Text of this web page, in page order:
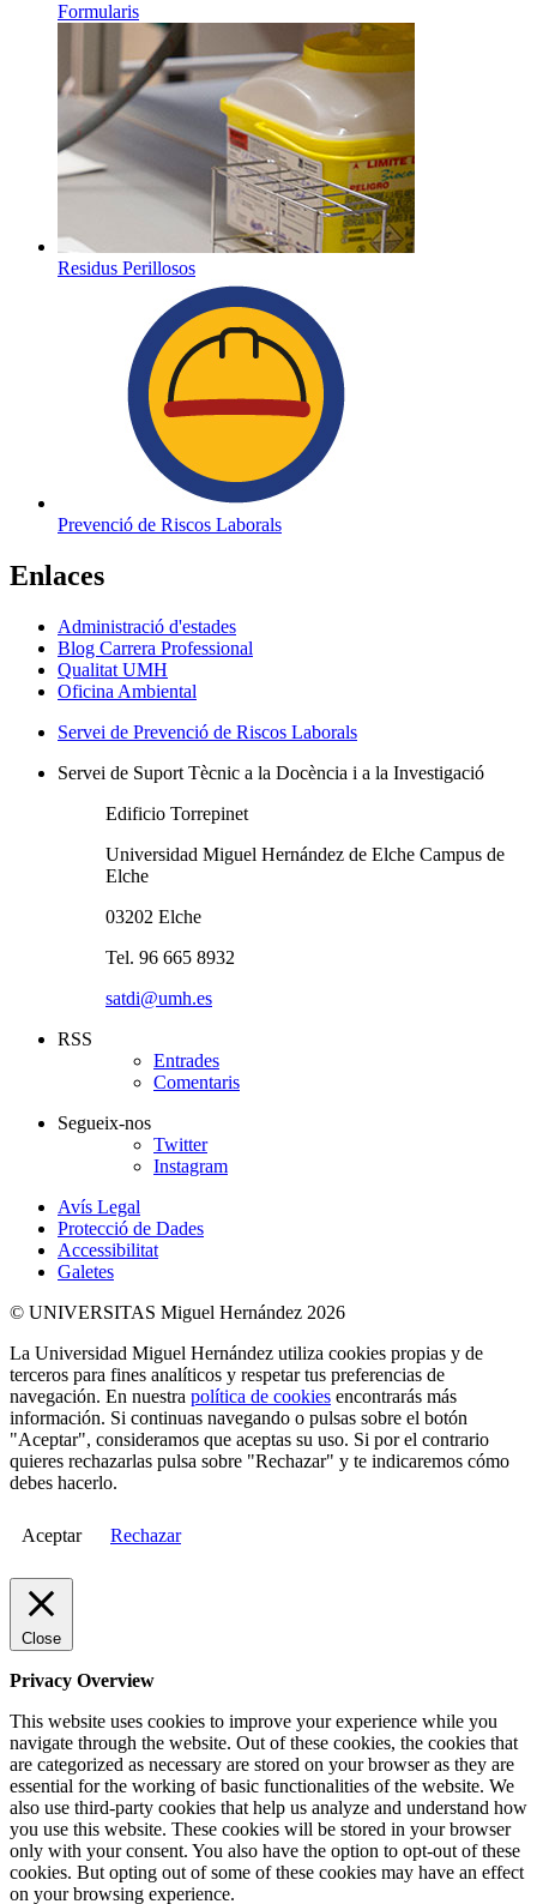
Formularis
Residus Perillosos
Prevenció de Riscos Laborals
Enlaces
Administració d'estades
Blog Carrera Professional
Qualitat UMH
Oficina Ambiental
Servei de Prevenció de Riscos Laborals
Servei de Suport Tècnic a la Docència i a la Investigació
Edificio Torrepinet
Universidad Miguel Hernández de Elche Campus de
Elche
03202 Elche
Tel. 96 665 8932
satdi@umh.es
RSS
Entrades
Comentaris
Segueix-nos
Twitter
Instagram
Avís Legal
Protecció de Dades
Accessibilitat
Galetes
© UNIVERSITAS Miguel Hernández 2026
La Universidad Miguel Hernández utiliza cookies propias y de
terceros para fines analíticos y respetar tus preferencias de
navegación. En nuestra política de cookies encontrarás más
información. Si continuas navegando o pulsas sobre el botón
"Aceptar", consideramos que aceptas su uso. Si por el contrario
quieres rechazarlas pulsa sobre "Rechazar" y te indicaremos cómo
debes hacerlo.
Aceptar Rechazar
Close
Privacy Overview
This website uses cookies to improve your experience while you
navigate through the website. Out of these cookies, the cookies that
are categorized as necessary are stored on your browser as they are
essential for the working of basic functionalities of the website. We
also use third-party cookies that help us analyze and understand how
you use this website. These cookies will be stored in your browser
only with your consent. You also have the option to opt-out of these
cookies. But opting out of some of these cookies may have an effect
on your browsing experience.